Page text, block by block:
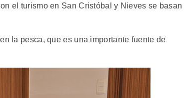
el turismo en San Cristóbal y Nieves se basan
la pesca, que es una importante fuente de